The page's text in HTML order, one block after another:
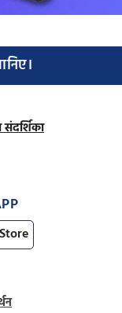
संदर्शिका